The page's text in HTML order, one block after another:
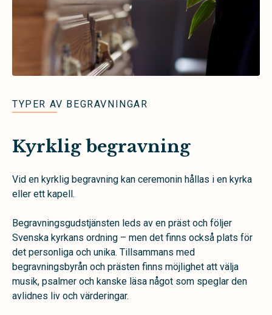
TYPER AV BEGRAVNINGAR
Kyrklig begravning
Vid en kyrklig begravning kan ceremonin hållas i en kyrka
eller ett kapell.
Begravningsgudstjänsten leds av en präst och följer
Svenska kyrkans ordning – men det finns också plats för
det personliga och unika. Tillsammans med
begravningsbyrån och prästen finns möjlighet att välja
musik, psalmer och kanske läsa något som speglar den
avlidnes liv och värderingar.